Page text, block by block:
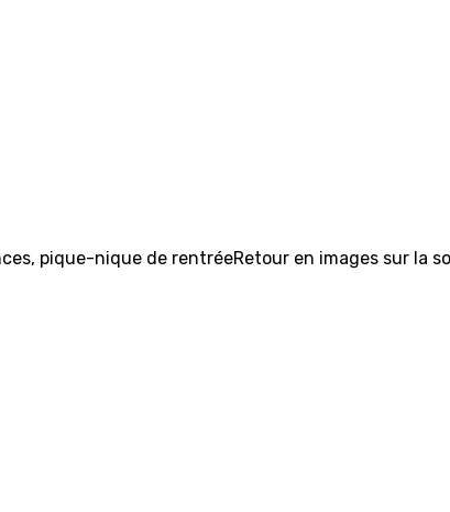
pique-nique de rentréeRetour en images sur la